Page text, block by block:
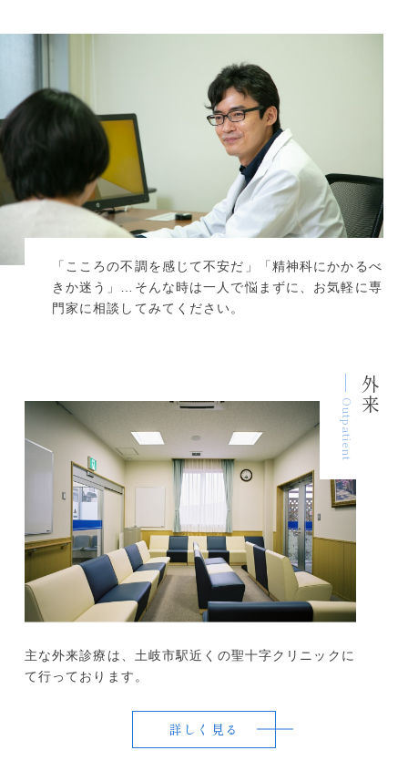
「こころの不調を感じて不安だ」「精神科にかかるべ
きか迷う」…そんな時は一人で悩まずに、お気軽に専
門家に相談してみてください。
外来
Outpatient
主な外来診療は、土岐市駅近くの聖十字クリニックに
て行っております。
詳しく見る